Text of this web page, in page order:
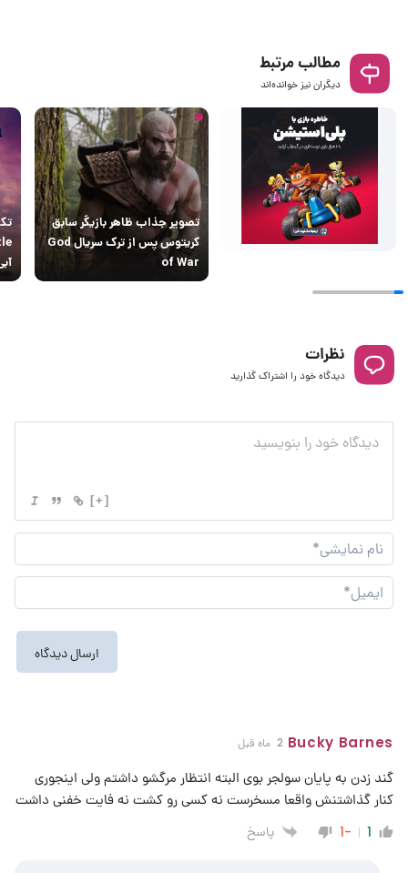
مطالب مرتبط
دیگران نیز خوانده‌اند
تصویر جذاب ظاهر بازیگر سابق
کریتوس پس از ترک سریال God
of War
نظرات
دیدگاه خود را اشتراک گذارید
[+]
نام
Bucky Barnes 2 ماه قبل
گند زدن به پایان سولجر بوی البته انتظار مرگشو داشتم ولی اینجوری
کنار گذاشتنش واقعا مسخرست نه کسی رو کشت نه فایت خفنی داشت
1
-1 پاسخ